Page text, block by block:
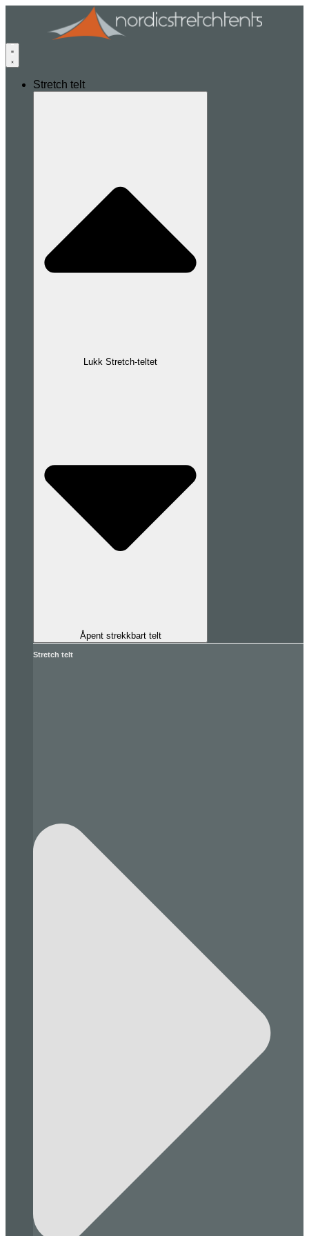
Stretch telt
Lukk Stretch-teltet
Åpent strekkbart telt
Stretch telt